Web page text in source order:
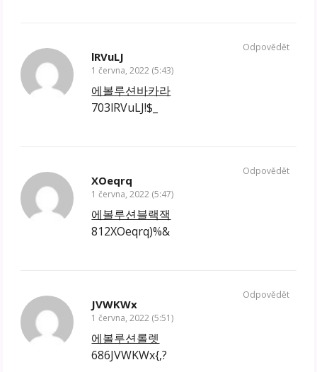
lRVuLJ
1 června, 2022 (5:43)
에볼루션바카라
703lRVuLJ!$_
Odpovědět
XOeqrq
1 června, 2022 (5:47)
에볼루션블랙잭
812XOeqrq)%&
Odpovědět
JVWKWx
1 června, 2022 (5:51)
에볼루션롤렛
686JVWKWx{,?
Odpovědět